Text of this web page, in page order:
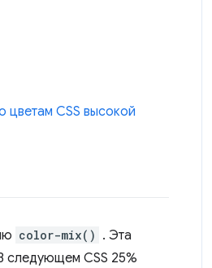
цветам CSS высокой
color-mix() . Эта
следующем CSS 25%